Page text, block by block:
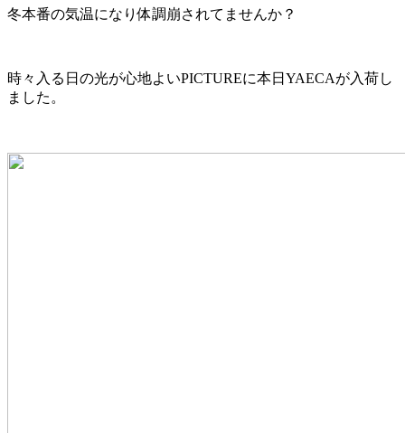
冬本番の気温になり体調崩されてませんか？
時々入る日の光が心地よいPICTUREに本日YAECAが入荷し
ました。